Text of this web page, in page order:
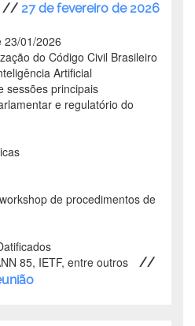
// 27 de fevereiro de 2026
23/01/2026
do Código Civil Brasileiro
Artificial
sessões principais
e regulatório do
de procedimentos de
85, IETF, entre outros
//